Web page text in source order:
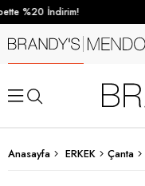
%20 İndirim!
Anasayfa ERKEK Çanta